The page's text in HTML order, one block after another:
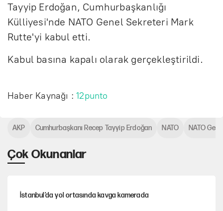
Tayyip Erdoğan, Cumhurbaşkanlığı
Külliyesi'nde NATO Genel Sekreteri Mark
Rutte'yi kabul etti.
Kabul basına kapalı olarak gerçekleştirildi.
Haber Kaynağı :12punto
Çok Okunanlar
İstanbul’da yol ortasında kavga kamerada
AKP Cumhurbaşkanı Recep Tayyip Erdoğan NATO NATO